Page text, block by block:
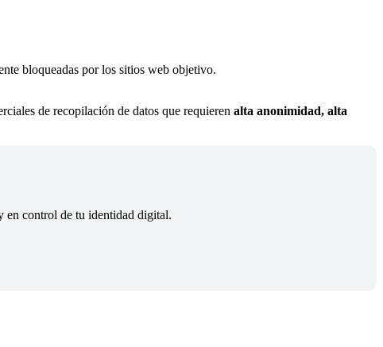
bloqueadas por los sitios web objetivo.
de recopilación de datos que requieren alta anonimidad, alta
en control de tu identidad digital.